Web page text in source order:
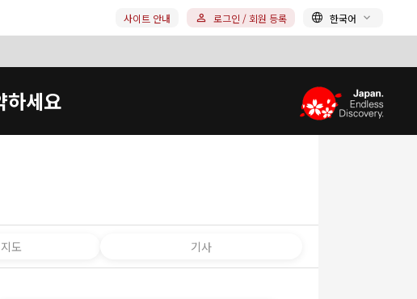
사이트 안내 로그인 / 회원 등록 한국어
하세요
도 기사